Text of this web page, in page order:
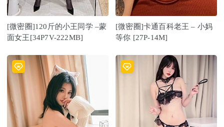
[微密圈]120斤的小王同学 –蒙
面女王[34P7V-222MB]
[微密圈]卡通百科老王 – 小妈
等你 [27P-14M]